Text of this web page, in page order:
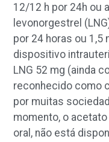
12/12 h por 24h ou
levonorgestrel
por 24 horas ou 1,5
dispositivo
LNG 52 mg (ainda
reconhecido como
por muitas
momento, o
oral, não está